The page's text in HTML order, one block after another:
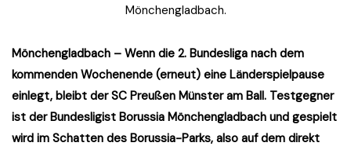
Mönchengladbach.
Mönchengladbach – Wenn die 2. Bundesliga nach dem
kommenden Wochenende (erneut) eine Länderspielpause
einlegt, bleibt der SC Preußen Münster am Ball. Testgegner
ist der Bundesligist Borussia Mönchengladbach und gespielt
wird im Schatten des Borussia-Parks, also auf dem direkt